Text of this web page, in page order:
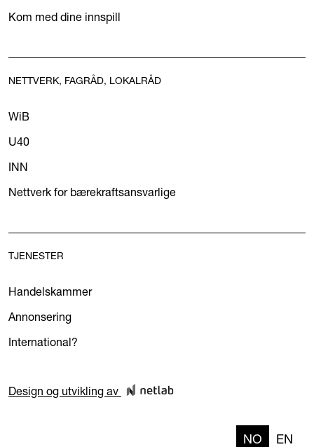
Kom med dine innspill
NETTVERK, FAGRÅD, LOKALRÅD
WiB
U40
INN
Nettverk for bærekraftsansvarlige
TJENESTER
Handelskammer
Annonsering
International?
Design og utvikling av
NO EN